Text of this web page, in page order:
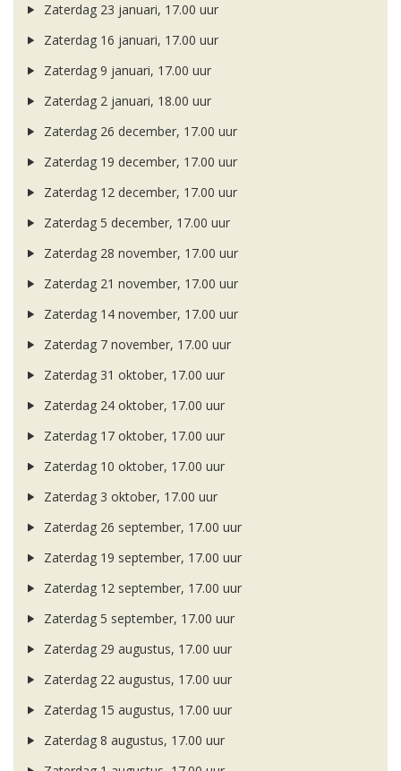
Zaterdag 23 januari, 17.00 uur
Zaterdag 16 januari, 17.00 uur
Zaterdag 9 januari, 17.00 uur
Zaterdag 2 januari, 18.00 uur
Zaterdag 26 december, 17.00 uur
Zaterdag 19 december, 17.00 uur
Zaterdag 12 december, 17.00 uur
Zaterdag 5 december, 17.00 uur
Zaterdag 28 november, 17.00 uur
Zaterdag 21 november, 17.00 uur
Zaterdag 14 november, 17.00 uur
Zaterdag 7 november, 17.00 uur
Zaterdag 31 oktober, 17.00 uur
Zaterdag 24 oktober, 17.00 uur
Zaterdag 17 oktober, 17.00 uur
Zaterdag 10 oktober, 17.00 uur
Zaterdag 3 oktober, 17.00 uur
Zaterdag 26 september, 17.00 uur
Zaterdag 19 september, 17.00 uur
Zaterdag 12 september, 17.00 uur
Zaterdag 5 september, 17.00 uur
Zaterdag 29 augustus, 17.00 uur
Zaterdag 22 augustus, 17.00 uur
Zaterdag 15 augustus, 17.00 uur
Zaterdag 8 augustus, 17.00 uur